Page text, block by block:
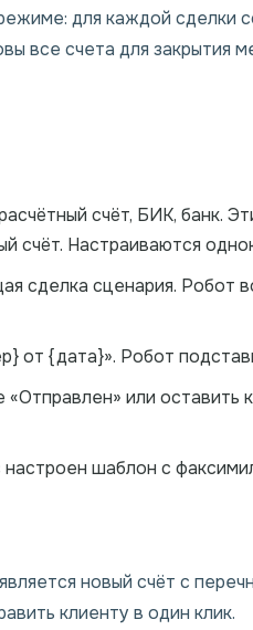
для каждой сделки
все счета для закрытия
счёт, БИК, банк.
счёт. Настраиваются
сделка сценария. Робот
от {дата}». Робот
или оставить
настроен шаблон с
новый счёт с
клиенту в один клик.